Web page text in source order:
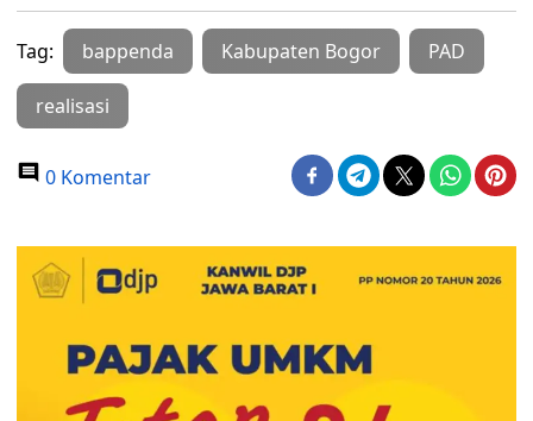
Tag: bappenda Kabupaten Bogor PAD
realisasi
0 Komentar